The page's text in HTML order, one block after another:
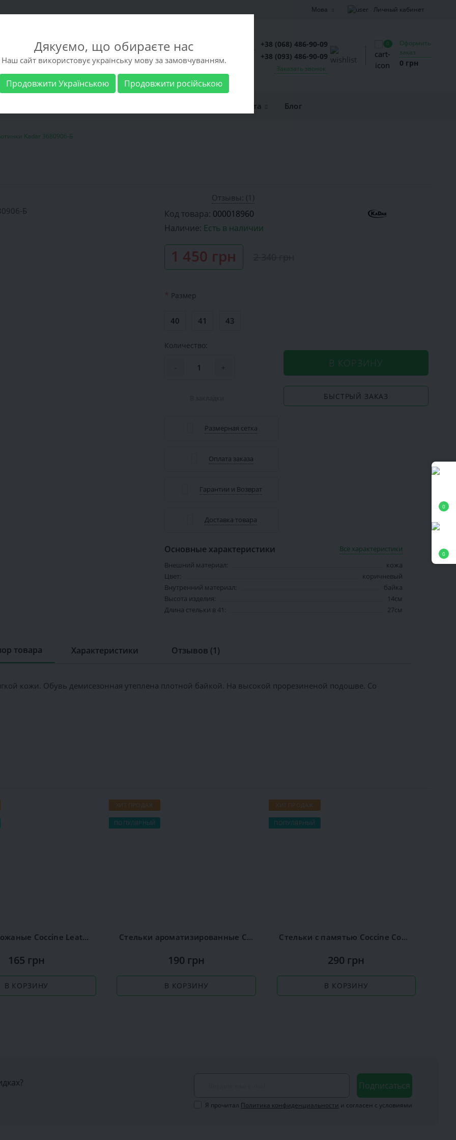
0
0
Мова Личный кабинет
+38 (068) 486-90-09
+38 (093) 486-90-09
Заказать звонок
0
Оформить
заказ
0 грн
Доставка и оплата Блог
Kadar 3680906-Б
Отзывы: (1)
Код товара: 000018960
Наличие: Есть в наличии
1 450 грн
* Размер
40 41 43
Количество:
- + В КОРЗИНУ
БЫСТРЫЙ ЗАКАЗ
Размерная сетка
Оплата заказа
Гарантии и Возврат
Доставка товара
Основные характеристики
Все характеристики
Внешний материал:
кожа
Цвет:
коричневый
Внутренний материал:
байка
Высота изделия:
14см
Длина стельки в 41:
27см
товара Характеристики Отзывов (1)
кожи. Обувь демисезонная утеплена плотной байкой. На высокой прорезиненой подошве. Со
Стельки кожаные Coccine Leather on Latex
165 грн
В КОРЗИНУ
ХИТ ПРОДАЖ
ПОПУЛЯРНЫЙ
Стельки ароматизированные Сoccine Silver
190 грн
В КОРЗИНУ
ХИТ ПРОДАЖ
ПОПУЛЯРНЫЙ
Стельки с памятью Coccine Comfort Sport
290 грн
В КОРЗИНУ
Подписаться
Я прочитал Политика конфиденциальности и согласен с условиями
Дякуємо, що обираєте нас
Наш сайт використовує українську мову за замовчуванням.
Продовжити Українською Продовжити російською